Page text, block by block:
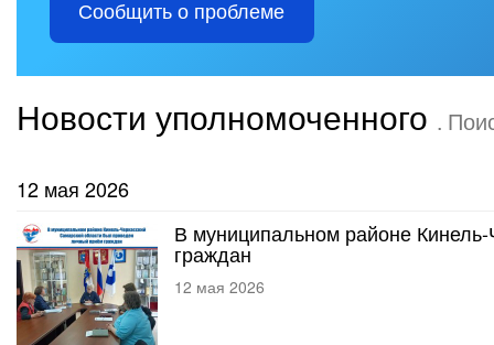
Сообщить о проблеме
Новости уполномоченного .
12 мая 2026
В муниципальном районе
граждан
12 мая 2026